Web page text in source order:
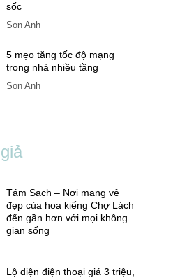
sốc
Son Anh
5 mẹo tăng tốc độ mạng
trong nhà nhiều tầng
Son Anh
Tám Sạch – Nơi mang vẻ
đẹp của hoa kiểng Chợ Lách
đến gần hơn với mọi không
gian sống
Lộ diện điện thoại giá 3 triệu,